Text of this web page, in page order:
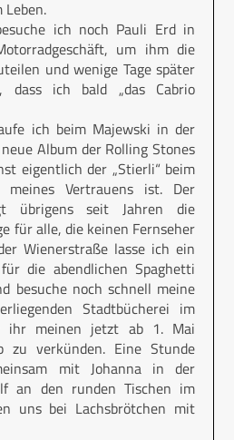
Leben.
ich noch Pauli Erd in
um ihm die
und wenige Tage später
dass ich bald „das Cabrio
ich beim Majewski in der
Album der Rolling Stones
eigentlich der „Stierli“ beim
Vertrauens ist. Der
übrigens seit Jahren die
für alle, die keinen Fernseher
Wienerstraße lasse ich ein
die abendlichen Spaghetti
besuche noch schnell meine
Stadtbücherei im
ihr meinen jetzt ab 1. Mai
zu verkünden. Eine Stunde
mit Johanna in der
an den runden Tischen im
uns bei Lachsbrötchen mit